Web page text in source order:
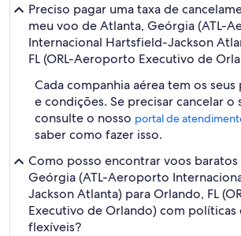
Preciso pagar uma taxa de
meu voo de Atlanta, Geórgia (ATL-
Internacional Hartsfield-Jackson
FL (ORL-Aeroporto Executivo de
Cada companhia aérea tem os
e condições. Se precisar cancelar o
consulte o nosso portal de
saber como fazer isso.
Como posso encontrar voos
Geórgia (ATL-Aeroporto
Jackson Atlanta) para Orlando, FL
Executivo de Orlando) com políticas
flexíveis?